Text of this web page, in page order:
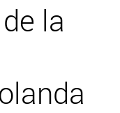
la